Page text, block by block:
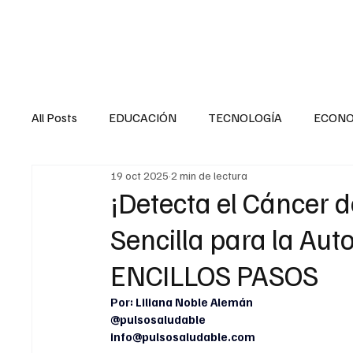
All Posts EDUCACIÓN TECNOLOGÍA
SALUD EN EL SECTOR PÚBLICO
MENTAL LA ENTREVISTA ANIMAL
INTERNACIONAL GENERAL INTERNACIONAL
¡Detecta el Cáncer
Sencilla para la
ENCILLOS PASOS
19 oct 2025 2 min de lectura
Por: Liliana Noble Alemán
@pulsosaludable
info@pulsosaludable.com